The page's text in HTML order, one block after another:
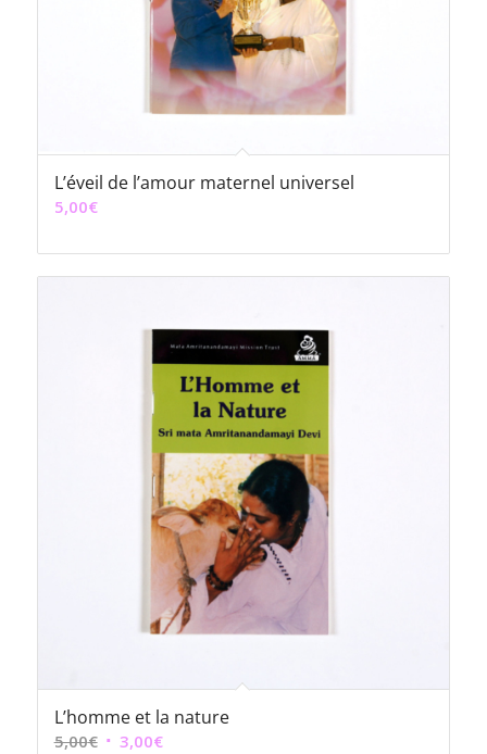
L’éveil de l’amour maternel universel
5,00€
L’homme et la nature
5,00€ Le 3,00€Le